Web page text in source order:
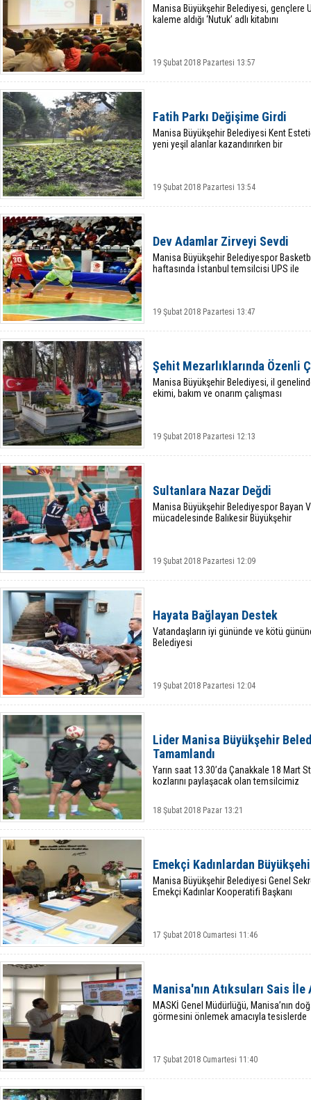
Manisa Büyükşehir Belediyesi, gençlere
kaleme aldığı ‘Nutuk’ adlı kitabını
19 Şubat 2018 Pazartesi 13:57
Fatih Parkı Değişime Girdi
Manisa Büyükşehir Belediyesi Kent
yeni yeşil alanlar kazandırırken bir
19 Şubat 2018 Pazartesi 13:54
Dev Adamlar Zirveyi Sevdi
Manisa Büyükşehir Belediyespor
haftasında İstanbul temsilcisi UPS ile
19 Şubat 2018 Pazartesi 13:47
Şehit Mezarlıklarında Özenli
Manisa Büyükşehir Belediyesi, il
ekimi, bakım ve onarım çalışması
19 Şubat 2018 Pazartesi 12:13
Sultanlara Nazar Değdi
Manisa Büyükşehir Belediyespor Bayan
mücadelesinde Balıkesir Büyükşehir
19 Şubat 2018 Pazartesi 12:09
Hayata Bağlayan Destek
Vatandaşların iyi gününde ve kötü
Belediyesi
19 Şubat 2018 Pazartesi 12:04
Lider Manisa Büyükşehir
Tamamlandı
Yarın saat 13.30’da Çanakkale 18 Mart
kozlarını paylaşacak olan temsilcimiz
18 Şubat 2018 Pazar 13:21
Emekçi Kadınlardan
Manisa Büyükşehir Belediyesi Genel
Emekçi Kadınlar Kooperatifi Başkanı
17 Şubat 2018 Cumartesi 11:46
Manisa'nın Atıksuları Sais İle
MASKİ Genel Müdürlüğü, Manisa’nın
görmesini önlemek amacıyla tesislerde
17 Şubat 2018 Cumartesi 11:40